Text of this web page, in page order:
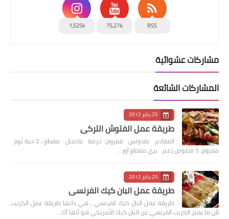
RSS
75,274
1,525k
مشاركات عشوائية
المشاركات الشائعة
25 يناير 2012
طريقة عمل الفتوش التركي
المقادير بقدونس مفروم, حزمة باذنجان مقطع , 2 حبة ثوم
مفروم, 5 فصوص زعتر بري مقطع أور…
25 يناير 2012
طريقة عمل البان كيك الفرنسي
طريقة عمل البان كيك الفرنسي , هي ذاتها طريقة عمل الكريب,
لأن ما يميز الكريب الفرنسي عن البان كيك الأمريكي هو أنها أك…